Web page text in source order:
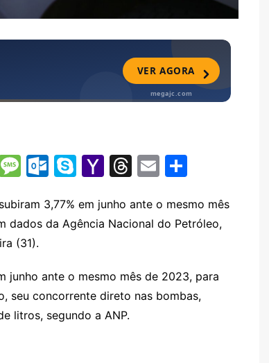
M
s
s
a
g
e
O
lo
o
c
o
m
S
y
p
Y
h
o
M
ai
l
T
e
a
s
E
ai
l
ar
e
3,77% em junho ante o mesmo mês
dados da Agência Nacional do Petróleo,
(31).
junho ante o mesmo mês de 2023, para
seu concorrente direto nas bombas,
litros, segundo a ANP.